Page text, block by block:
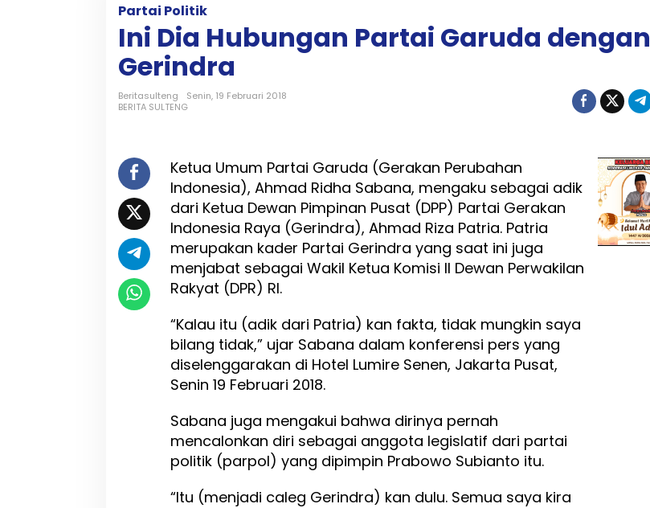
D
i
u
a
n
P
a
r
t
a
i
G
r
u
d
a
d
g
a
n
r
Partai Politik
Ini Dia Hubungan Partai Garuda dengan
Gerindra
Beritasulteng
Senin, 19 Februari 2018
BERITA SULTENG
Ketua Umum Partai Garuda (Gerakan Perubahan
Indonesia), Ahmad Ridha Sabana, mengaku sebagai adik
dari Ketua Dewan Pimpinan Pusat (DPP) Partai Gerakan
Indonesia Raya (Gerindra), Ahmad Riza Patria. Patria
merupakan kader Partai Gerindra yang saat ini juga
menjabat sebagai Wakil Ketua Komisi II Dewan Perwakilan
Rakyat (DPR) RI.
“Kalau itu (adik dari Patria) kan fakta, tidak mungkin saya
bilang tidak,” ujar Sabana dalam konferensi pers yang
diselenggarakan di Hotel Lumire Senen, Jakarta Pusat,
Senin 19 Februari 2018.
Sabana juga mengakui bahwa dirinya pernah
mencalonkan diri sebagai anggota legislatif dari partai
politik (parpol) yang dipimpin Prabowo Subianto itu.
“Itu (menjadi caleg Gerindra) kan dulu. Semua saya kira